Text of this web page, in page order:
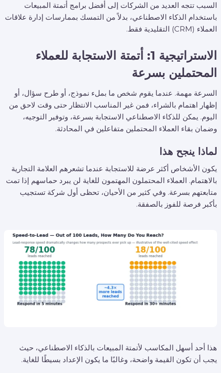
السبب تتجه العديد من الشركات إلى أفضل برامج أتمتة المبيعات
باستخدام الذكاء الاصطناعي، بدلاً من التمسك بممارسات إدارة علاقات
العملاء (CRM) التقليدية فقط.
الاستراتيجية 1: أتمتة الاستجابة للعملاء
المحتملين بسرعة
السرعة مهمة. عندما يقوم شخص ما بملء نموذج، أو طرح سؤال، أو
إظهار اهتمام بالشراء، فمن غير المناسب الانتظار حتى وقت لاحق من
اليوم. يمكن للذكاء الاصطناعي الاستجابة بسرعة، وتوفير التوجيه،
وضمان بقاء العملاء المحتملين متفاعلين في المحادثة.
لماذا ينجح هذا
يكون الأشخاص أكثر عرضة للاستجابة عندما تشعرهم العلامة التجارية
بالاهتمام. العملاء المحتملون المهتمون للغاية لن يبرد حماسهم إذا تمت
متابعتهم بسرعة. وفي كثير من الأحيان، تحظى أول شركة تستجيب
بأكبر فرصة للفوز بالصفقة.
هذا أحد أسهل المكاسب لأتمتة المبيعات بالذكاء الاصطناعي، حيث
يجب أن تكون القيمة واضحة، وغالبًا ما يكون الإعداد بسيطًا للغاية.